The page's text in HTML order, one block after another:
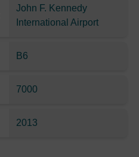
John F. Kennedy
International Airport
B6
7000
2013